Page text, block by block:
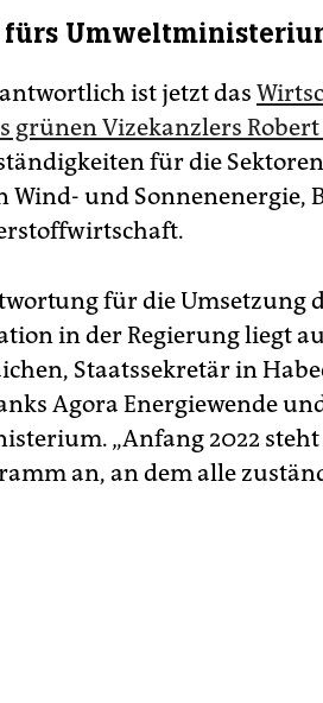
fürs
ist jetzt das
grünen Vizekanzlers
für die
Wind- und Sonnenenergie,
für die Umsetzung
in der Regierung liegt
Staatssekretär in
Agora Energiewende
„Anfang 2022
an, an dem alle